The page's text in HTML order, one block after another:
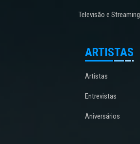
Televisão e Streaming
ARTISTAS
Artistas
Entrevistas
Aniversários